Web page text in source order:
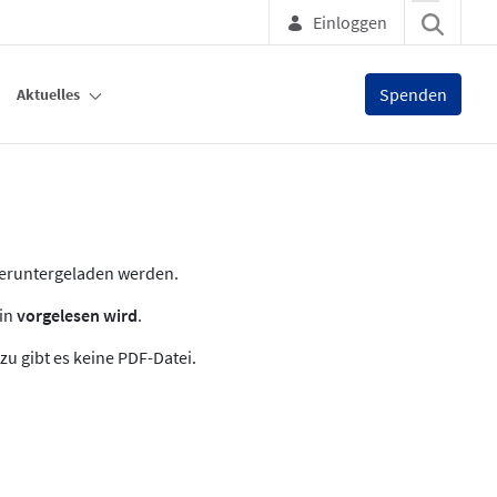
Einloggen
Aktuelles Spenden
werden.
vorgelesen wird.
gibt es keine PDF-Datei.